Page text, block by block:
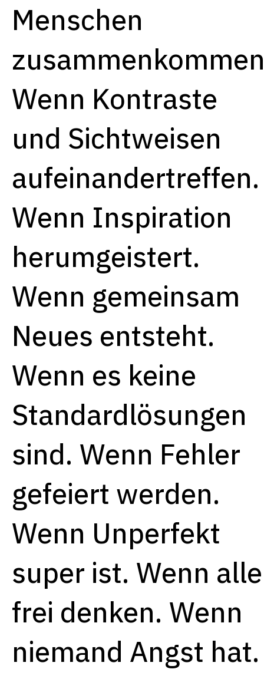
Menschen
Wenn Kontraste
und Sichtweisen
aufeinandertreffen.
Wenn Inspiration
herumgeistert.
Wenn gemeinsam
Neues entsteht.
Wenn es keine
Standardlösungen
sind. Wenn Fehler
gefeiert werden.
Wenn Unperfekt
super ist. Wenn alle
frei denken. Wenn
niemand Angst hat.